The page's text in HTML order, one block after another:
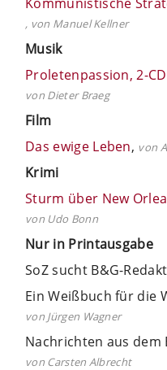
, von Manuel Kellner
Musik
Proletenpassion, 2-
von Dieter Braeg
Film
Das ewige Leben, von
Krimi
Sturm über New
von Udo Bonn
Nur in Printausgabe
SoZ sucht B&G-
Ein Weißbuch für die
von Jürgen Wagner
Nachrichten aus dem
von Carsten Albrecht